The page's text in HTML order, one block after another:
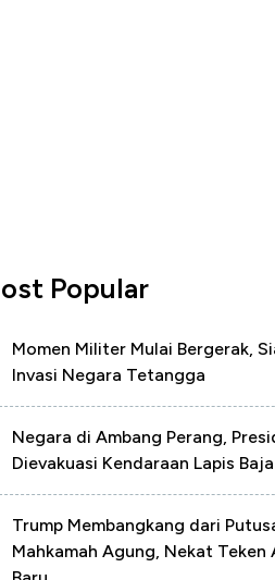
Popular
Momen Militer Mulai Bergerak,
Invasi Negara Tetangga
Negara di Ambang Perang,
Dievakuasi Kendaraan Lapis Baja
Trump Membangkang dari
Mahkamah Agung, Nekat Teken